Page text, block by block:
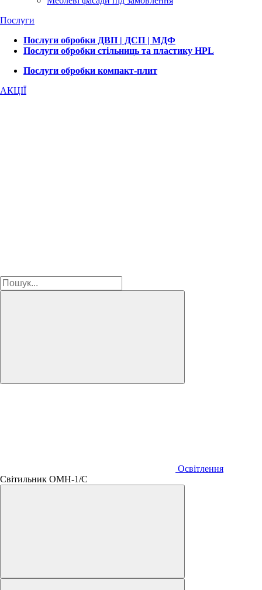
Послуги
Послуги обробки ДВП | ДСП | МДФ
Послуги обробки стільниць та пластику HPL
Послуги обробки компакт-плит
АКЦІЇ
Освітлення
Світильник ОМН-1/С